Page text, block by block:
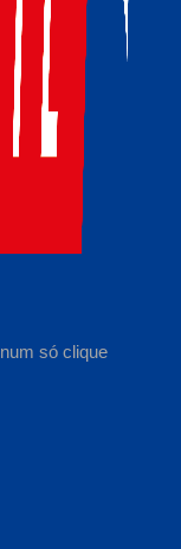
num só clique